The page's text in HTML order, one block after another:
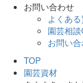
お問い合わせ
よくあ
園芸相
お問い
TOP
園芸資材